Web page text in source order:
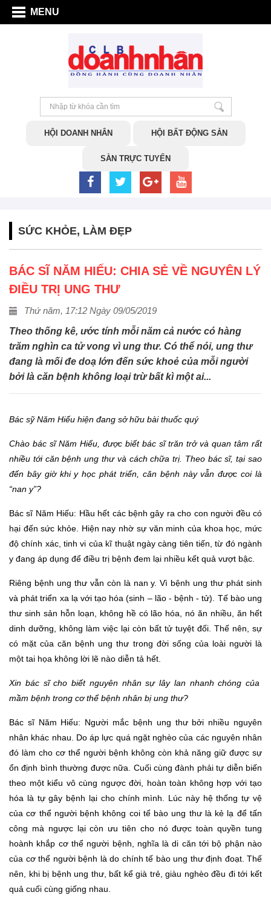
MENU
HỘI DOANH NHÂN HỘI BẤT ĐỘNG SẢN
SÀN TRỰC TUYẾN
SỨC KHỎE, LÀM ĐẸP
BÁC SĨ NĂM HIẾU: CHIA SẺ VỀ NGUYÊN LÝ
ĐIỀU TRỊ UNG THƯ
Thứ năm, 17:12 Ngày 09/05/2019
Theo thống kê, ước tính mỗi năm cả nước có hàng
trăm nghìn ca tử vong vì ung thư. Có thể nói, ung thư
đang là mối đe doạ lớn đến sức khoẻ của mỗi người
bởi là căn bệnh không loại trừ bất kì một ai...
Bác sỹ Năm Hiếu hiện đang sở hữu bài thuốc quý
Chào bác sĩ Năm Hiếu, được biết bác sĩ trăn trở và quan tâm rất
nhiều tới căn bệnh ung thư và cách chữa trị. Theo bác sĩ, tại sao
đến bây giờ khi y học phát triển, căn bệnh này vẫn được coi là
“nan y”?
Bác sĩ Năm Hiếu: Hầu hết các bệnh gây ra cho con người đều có
hại đến sức khỏe. Hiện nay nhờ sự văn minh của khoa học, mức
độ chính xác, tinh vi của kĩ thuật ngày càng tiên tiến, từ đó ngành
y đang áp dụng để điều trị bệnh đem lại nhiều kết quả vượt bậc.
Riêng bệnh ung thư vẫn còn là nan y. Vì bệnh ung thư phát sinh
và phát triển xa lạ với tạo hóa (sinh – lão - bệnh - tử). Tế bào ung
thư sinh sản hỗn loạn, không hề có lão hóa, nó ăn nhiều, ăn hết
dinh dưỡng, không làm việc lại còn bất tử tuyệt đối. Thế nên, sự
có mặt của căn bệnh ung thư trong đời sống của loài người là
một tai họa không lời lẽ nào diễn tả hết.
Xin bác sĩ cho biết nguyên nhân sự lây lan nhanh chóng của
mầm bệnh trong cơ thể bệnh nhân bị ung thư?
Bác sĩ Năm Hiếu: Người mắc bệnh ung thư bởi nhiều nguyên
nhân khác nhau. Do áp lực quá ngặt nghèo của các nguyên nhân
đó làm cho cơ thể người bệnh không còn khả năng giữ được sự
ổn định bình thường được nữa. Cuối cùng đành phải tự diễn biến
theo một kiểu vô cùng ngược đời, hoàn toàn không hợp với tạo
hóa là tự gây bệnh lại cho chính mình. Lúc này hệ thống tự vệ
của cơ thể người bệnh không coi tế bào ung thư là kẻ lạ để tấn
công mà ngược lại còn ưu tiên cho nó được toàn quyền tung
hoành khắp cơ thể người bệnh, nghĩa là di căn tới bộ phận nào
của cơ thể người bệnh là do chính tế bào ung thư định đoạt. Thế
nên, khi bị bệnh ung thư, bất kể già trẻ, giàu nghèo đều đi tới kết
quả cuối cùng giống nhau.